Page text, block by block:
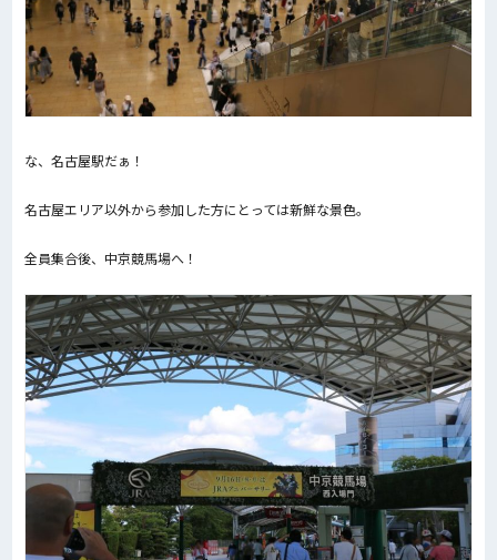
な、名古屋駅だぁ！
名古屋エリア以外から参加した方にとっては新鮮な景色。
全員集合後、中京競馬場へ！